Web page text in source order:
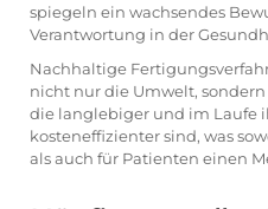
spiegeln ein wachsendes
Verantwortung in der
Nachhaltige
nicht nur die Umwelt,
die langlebiger und im Laufe
kosteneffizienter sind, was
als auch für Patienten einen